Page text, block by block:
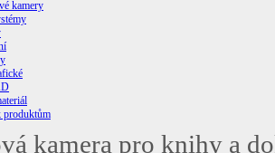
kamery
produktům
kamera pro knihy a